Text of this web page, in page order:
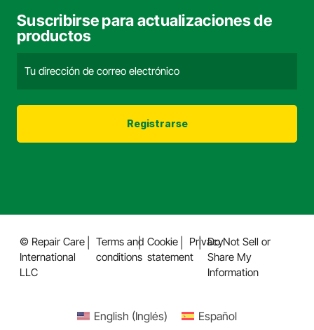
Suscribirse para actualizaciones de
productos
electrónico
© Repair Care
International
LLC
Terms and
conditions
Cookie
statement
PrivacyDo Not Sell or
Share My
Information
English (Inglés) Español